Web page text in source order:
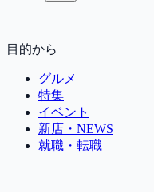
目的から
グルメ
特集
イベント
新店・NEWS
就職・転職